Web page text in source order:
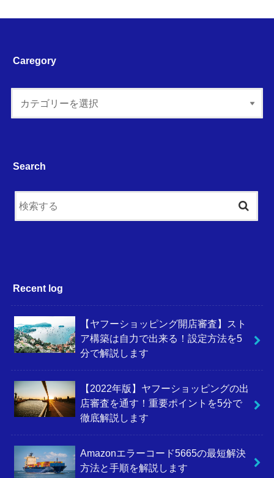
Caregory
Search
Recent log
【ヤフーショッピング開店審査】スト
ア構築は自力で出来る！設定方法を5
分で解説します
【2022年版】ヤフーショッピングの出
店審査を通す！重要ポイントを5分で
徹底解説します
Amazonエラーコード5665の最短解決
方法と手順を解説します